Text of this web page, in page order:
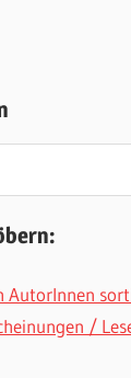
AutorInnen
/